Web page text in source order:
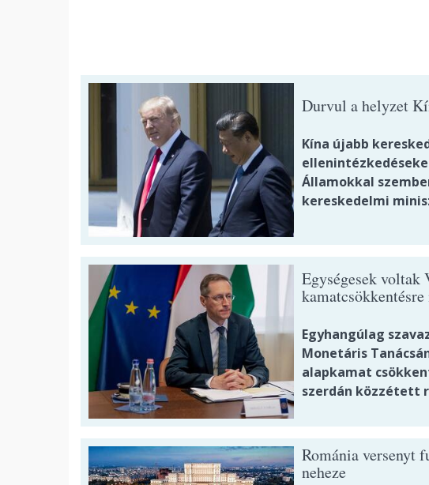
Durvul a helyzet
Kína újabb
Államokkal
kereskedelmi
Egységesek voltak
Egyhangúlag
Monetáris
alapkamat
szerdán közzétett
Románia versenyt
neheze